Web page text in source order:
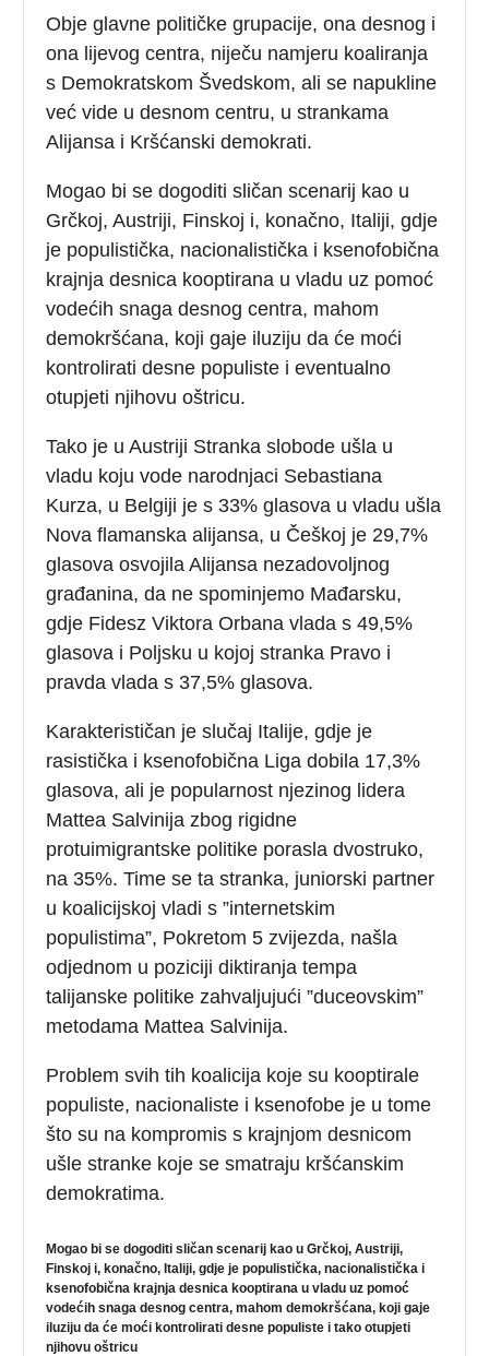
Obje glavne političke grupacije, ona desnog i
ona lijevog centra, niječu namjeru koaliranja
s Demokratskom Švedskom, ali se napukline
već vide u desnom centru, u strankama
Alijansa i Kršćanski demokrati.
Mogao bi se dogoditi sličan scenarij kao u
Grčkoj, Austriji, Finskoj i, konačno, Italiji, gdje
je populistička, nacionalistička i ksenofobična
krajnja desnica kooptirana u vladu uz pomoć
vodećih snaga desnog centra, mahom
demokršćana, koji gaje iluziju da će moći
kontrolirati desne populiste i eventualno
otupjeti njihovu oštricu.
Tako je u Austriji Stranka slobode ušla u
vladu koju vode narodnjaci Sebastiana
Kurza, u Belgiji je s 33% glasova u vladu ušla
Nova flamanska alijansa, u Češkoj je 29,7%
glasova osvojila Alijansa nezadovoljnog
građanina, da ne spominjemo Mađarsku,
gdje Fidesz Viktora Orbana vlada s 49,5%
glasova i Poljsku u kojoj stranka Pravo i
pravda vlada s 37,5% glasova.
Karakterističan je slučaj Italije, gdje je
rasistička i ksenofobična Liga dobila 17,3%
glasova, ali je popularnost njezinog lidera
Mattea Salvinija zbog rigidne
protuimigrantske politike porasla dvostruko,
na 35%. Time se ta stranka, juniorski partner
u koalicijskoj vladi s ”internetskim
populistima”, Pokretom 5 zvijezda, našla
odjednom u poziciji diktiranja tempa
talijanske politike zahvaljujući ”duceovskim”
metodama Mattea Salvinija.
Problem svih tih koalicija koje su kooptirale
populiste, nacionaliste i ksenofobe je u tome
što su na kompromis s krajnjom desnicom
ušle stranke koje se smatraju kršćanskim
demokratima.
Mogao bi se dogoditi sličan scenarij kao u Grčkoj, Austriji,
Finskoj i, konačno, Italiji, gdje je populistička, nacionalistička i
ksenofobična krajnja desnica kooptirana u vladu uz pomoć
vodećih snaga desnog centra, mahom demokršćana, koji gaje
iluziju da će moći kontrolirati desne populiste i tako otupjeti
njihovu oštricu